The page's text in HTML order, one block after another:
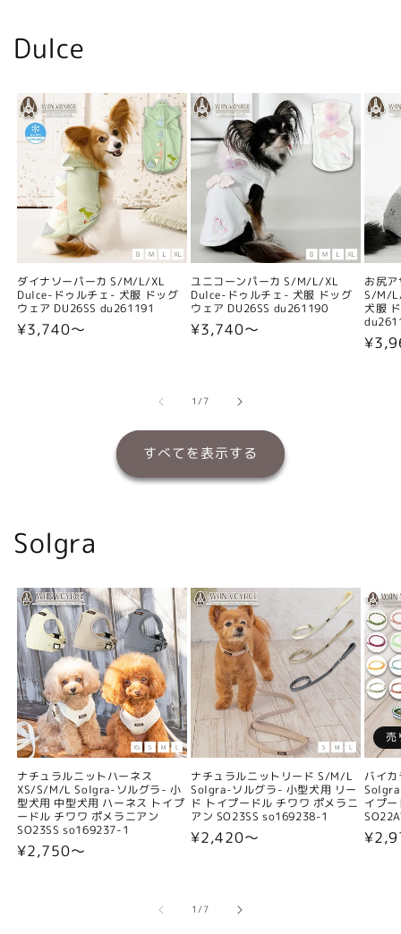
Dulce
ダイナソーパーカ S/M/L/XL
Dulce-ドゥルチェ- 犬服 ドッグ
ウェア DU26SS du261191
通
¥3,740〜
ユニコーンパーカ S/M/L/XL
Dulce-ドゥルチェ- 犬服 ドッグ
ウェア DU26SS du261190
通
¥3,740〜
お尻
S/M/
犬服
通
1/の
7
すべてを表示する
Solgra
ナチュラルニットハーネス
XS/S/M/L Solgra-ソルグラ- 小
型犬用 中型犬用 ハーネス トイプ
ードル チワワ ポメラニアン
SO23SS so169237-1
通
¥2,750〜
ナチュラルニットリード S/M/L
Solgra-ソルグラ- 小型犬用 リー
ド トイプードル チワワ ポメラニ
アン SO23SS so169238-1
通
¥2,420〜
売
バイ
イプ
通
1/の
7